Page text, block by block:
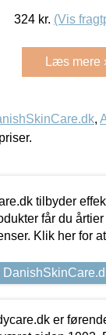
324 kr. (Vis
Læs mere
,
tilbyder
får du
Klik her for
er